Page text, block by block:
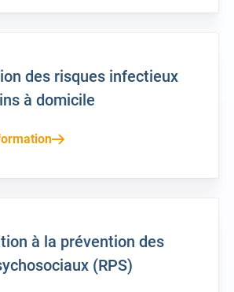
des risques infectieux
à domicile
à la prévention des
(RPS)